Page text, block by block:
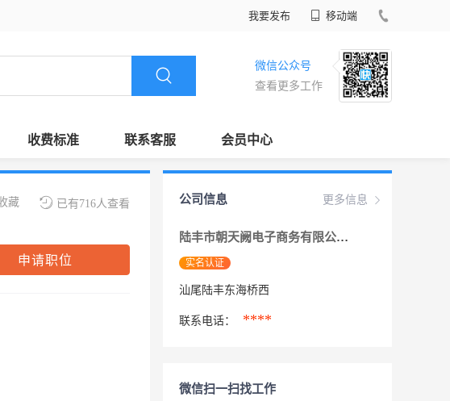
我要发布 移动端
微信公众号
查看更多工作
收费标准 联系客服 会员中心
已有716人查看
藏
申请职位
更多信息
公司信息
陆丰市朝天阙电子商务有限公司
实名认证
汕尾陆丰东海桥西
联系电话： ****
微信扫一扫找工作